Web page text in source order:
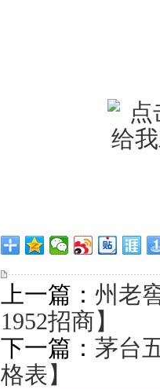
上一篇： 州老
1952招商】
下一篇： 茅台
格表】